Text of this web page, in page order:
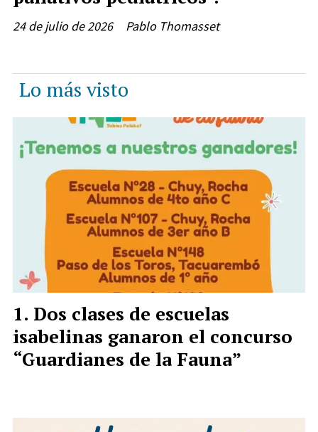
Pablo Thomasset
24 de julio de 2026
Lo más visto
Dos clases de escuelas
isabelinas ganaron el concurso
“Guardianes de la Fauna”